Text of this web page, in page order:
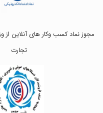
مجوز نماد کسب وکار های آنلاین
تجارت